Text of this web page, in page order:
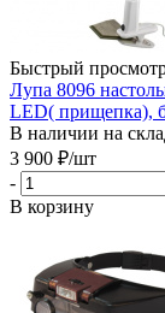
Быстрый
Лупа 8096
LED( прищепка),
В наличии на
3 900 ₽/шт
-
В корзину